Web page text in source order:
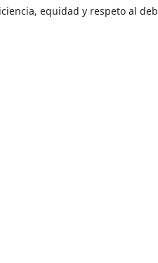
equidad y respeto al